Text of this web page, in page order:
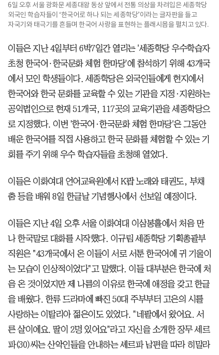
6일 오후 서울 광화문 세종대왕 동상 앞에서 전통 의상을 차려입은 세종학당
외국인 학습자들이 ‘한국어로 하나 되는 세종학당’이라는 글자판을 들고
자국기와 태극기를 흔들며 한국어 사랑을 표현하는 플래시몹을 펼치고 있다.
이들은 지난 4일부터 6박7일간 열리는 '세종학당 우수학습자
초청 한국어·한국문화 체험 한마당'에 참석하기 위해 43개국
에서 모인 학생들이다. 세종학당은 외국인들에게 현지에서
한국어와 한국 문화를 교육할 수 있는 기관을 지정·지원하는
공익법인으로 현재 51개국, 117곳의 교육기관을 세종학당으
로 지정했다. 이번 '한국어·한국문화 체험 한마당'은 그동안
배운 한국어를 직접 사용하고 한국 문화를 체험할 수 있는 기
회를 주기 위해 우수 학습자들을 초청해 열었다.
이들은 이화여대 언어교육원에서 K팝 노래와 태권도, 부채
춤 등을 배워 8일 한글날 기념행사에서 선보일 예정이다.
이들은 지난 4일 오후 서울 이화여대 이삼봉홀에서 처음 만
나 한국말로 대화를 시작했다. 이규림 세종학당 기획총괄부
직원은 "43개국에서 온 이들이 서로 서툰 한국어에 귀 기울이
는 모습이 인상적이었다"고 말했다. 이들 대부분은 한국에 처
음 온 것이었지만 제 나름의 이유로 한국에 애정을 갖고 한글
을 배웠다. 한류 드라마에 빠진 50대 주부부터 고은의 시를
사랑하는 이탈리아 젊은이도 있었다. "네팔에서 왔어요. 서
른 살이에요. 딸이 2명 있어요"라고 자신을 소개한 장무 세르
파(30)씨는 산악인들을 안내하는 셰르파 남편을 따라 히말라